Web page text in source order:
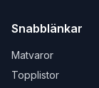
Snabblänkar
Matvaror
Topplistor